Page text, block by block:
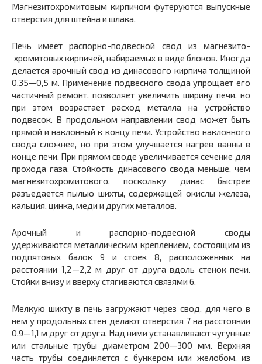
Магнезитохромитовым кирпичом футеруются выпускные
отверстия для штейна и шлака.
Печь имеет распорно-подвесной свод из магнезито­
хромитовых кирпичей, набираемых в виде блоков. Иног­да
делается арочный свод из динасового кирпича толщи­ной
0,35—0,5 м. Применение подвесного свода упрощает его
частичный ремонт, позволяет увеличить ширину пе­чи, но
при этом возрастает расход металла на устрой­ство
подвесок. В продольном направлении свод может быть
прямой и наклонный к концу печи. Устройство на­клонного
свода сложнее, но при этом улучшается нагрев ванны в
конце печи. При прямом своде увеличивается сечение для
прохода газа. Стойкость динасового свода меньше, чем
магнезитохромитового, поскольку динас быстрее
разъедается пылью шихты, содержащей окислы железа,
кальция, цинка, меди и других металлов.
Арочный и распорно-подвесной своды
удерживаются металлическим креплением, состоящим из
подпятовых балок 9 и стоек 8, расположенных на
расстоянии 1,2—2,2 м друг от друга вдоль стенок печи.
Стойки внизу и вверху стягиваются связями 6.
Мелкую шихту в печь загружают через свод, для че­го в
нем у продольных стен делают отверстия 7 на рас­стоянии
0,9—1,1 м друг от друга. Над ними устанавли­вают чугунные
или стальные трубы диаметром 200—300 мм. Верхняя
часть трубы соединяется с бункером или желобом, из